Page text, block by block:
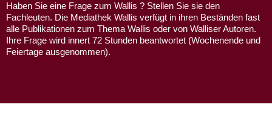
Haben Sie eine Frage zum Wallis ? Stellen Sie sie den
Fachleuten. Die Mediathek Wallis verfügt in ihren Beständen fast
alle Publikationen zum Thema Wallis oder von Walliser Autoren.
Ihre Frage wird innert 72 Stunden beantwortet (Wochenende und
Feiertage ausgenommen).